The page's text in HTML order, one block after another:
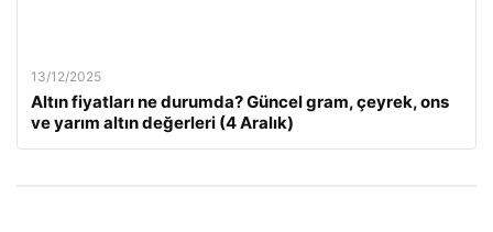
13/12/2025
Altın fiyatları ne durumda? Güncel gram, çeyrek, ons
ve yarım altın değerleri (4 Aralık)